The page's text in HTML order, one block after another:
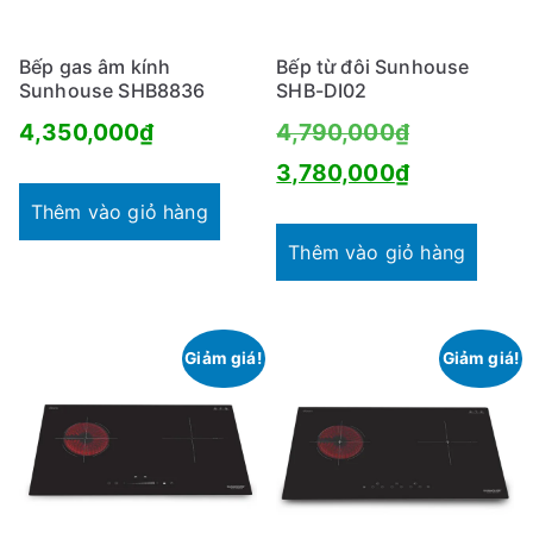
Bếp gas âm kính
Sunhouse SHB8836
4,350,000₫
Thêm vào giỏ hàng
Bếp từ đôi Sunhouse
SHB-DI02
4,790,000₫Giá
gốc
3,780,000₫Giá
tại
Thêm vào giỏ hàng
Giảm giá! Giảm giá!